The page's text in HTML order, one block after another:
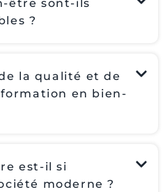
être sont-ils
?
la qualité et de
en bien-
est-il si
moderne ?